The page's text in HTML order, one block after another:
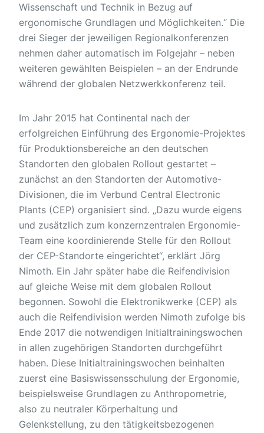
Wissenschaft und Technik in Bezug auf
ergonomische Grundlagen und Möglichkeiten.“ Die
drei Sieger der jeweiligen Regionalkonferenzen
nehmen daher automatisch im Folgejahr – neben
weiteren gewählten Beispielen – an der Endrunde
während der globalen Netzwerkkonferenz teil.
Im Jahr 2015 hat Continental nach der
erfolgreichen Einführung des Ergonomie-Projektes
für Produktionsbereiche an den deutschen
Standorten den globalen Rollout gestartet –
zunächst an den Standorten der Automotive-
Divisionen, die im Verbund Central Electronic
Plants (CEP) organisiert sind. „Dazu wurde eigens
und zusätzlich zum konzernzentralen Ergonomie-
Team eine koordinierende Stelle für den Rollout
der CEP-Standorte eingerichtet“, erklärt Jörg
Nimoth. Ein Jahr später habe die Reifendivision
auf gleiche Weise mit dem globalen Rollout
begonnen. Sowohl die Elektronikwerke (CEP) als
auch die Reifendivision werden Nimoth zufolge bis
Ende 2017 die notwendigen Initialtrainingswochen
in allen zugehörigen Standorten durchgeführt
haben. Diese Initialtrainingswochen beinhalten
zuerst eine Basiswissensschulung der Ergonomie,
beispielsweise Grundlagen zu Anthropometrie,
also zu neutraler Körperhaltung und
Gelenkstellung, zu den tätigkeitsbezogenen